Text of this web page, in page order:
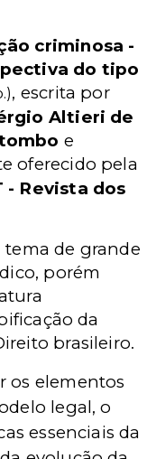
criminosa -
do tipo
, escrita por
Altieri de
e
oferecido pela
- Revista dos
tema de grande
porém
da
brasileiro.
os elementos
legal, o
essenciais da